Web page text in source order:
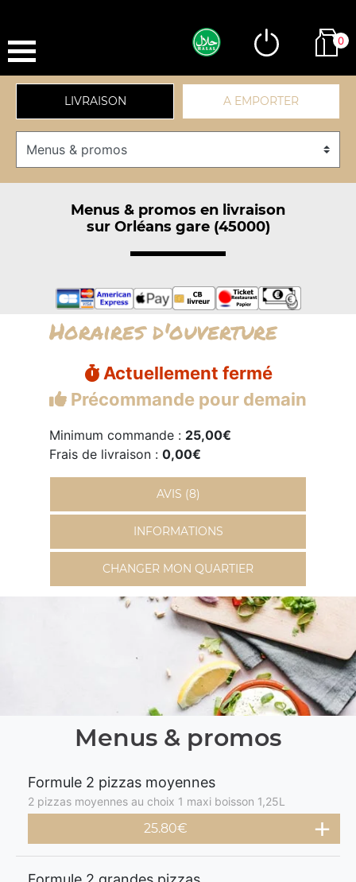
0
LIVRAISON A EMPORTER
Menus & promos en livraison
sur Orléans gare (45000)
Horaires d'ouverture
Actuellement fermé
Précommande pour demain
Minimum commande : 25,00€
Frais de livraison : 0,00€
AVIS (8)
INFORMATIONS
CHANGER MON QUARTIER
Menus & promos
Formule 2 pizzas moyennes
2 pizzas moyennes au choix 1 maxi boisson 1,25L
25.80€